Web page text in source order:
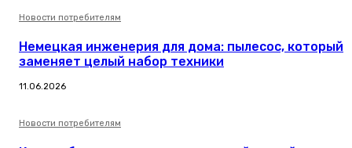
Новости потребителям
Немецкая инженерия для дома: пылесос, который
заменяет целый набор техники
11.06.2026
Новости потребителям